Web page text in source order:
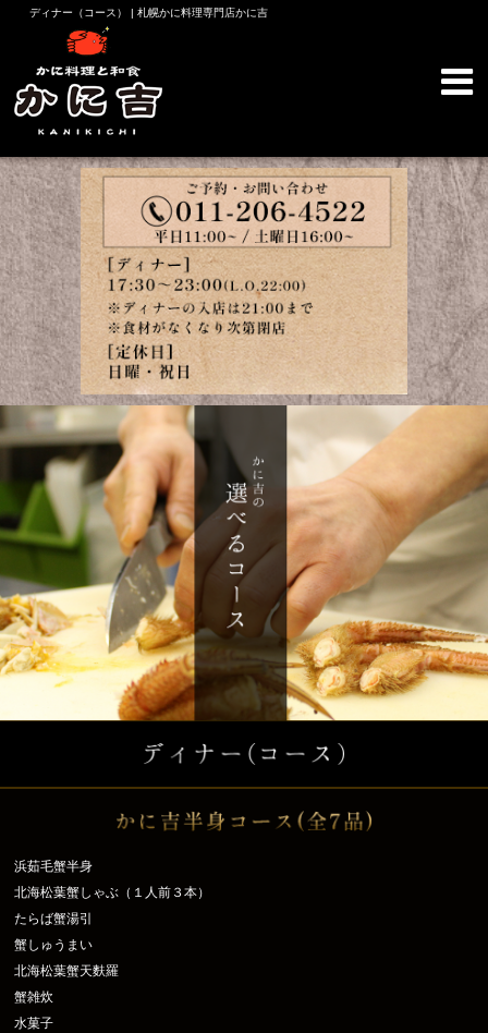
ディナー（コース） | 札幌かに料理専門店かに吉
浜茹毛蟹半身
北海松葉蟹しゃぶ（１人前３本）
たらば蟹湯引
蟹しゅうまい
北海松葉蟹天麩羅
蟹雑炊
水菓子